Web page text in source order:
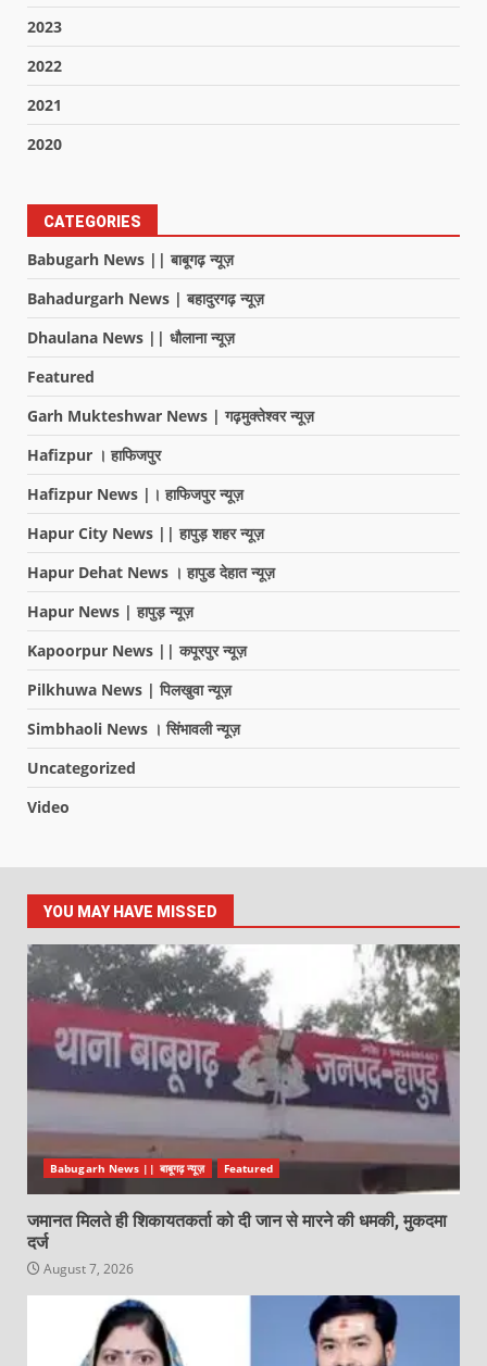
2023
2022
2021
2020
CATEGORIES
Babugarh News || बाबूगढ़ न्यूज़
Bahadurgarh News | बहादुरगढ़ न्यूज़
Dhaulana News || धौलाना न्यूज़
Featured
Garh Mukteshwar News | गढ़मुक्तेश्वर न्यूज़
Hafizpur । हाफिजपुर
Hafizpur News |। हाफिजपुर न्यूज़
Hapur City News || हापुड़ शहर न्यूज़
Hapur Dehat News । हापुड देहात न्यूज़
Hapur News | हापुड़ न्यूज़
Kapoorpur News || कपूरपुर न्यूज़
Pilkhuwa News | पिलखुवा न्यूज़
Simbhaoli News । सिंभावली न्यूज़
Uncategorized
Video
YOU MAY HAVE MISSED
Babugarh News || बाबूगढ़ न्यूज़ Featured
जमानत मिलते ही शिकायतकर्ता को दी जान से मारने की धमकी, मुकदमा
दर्ज
August 7, 2026